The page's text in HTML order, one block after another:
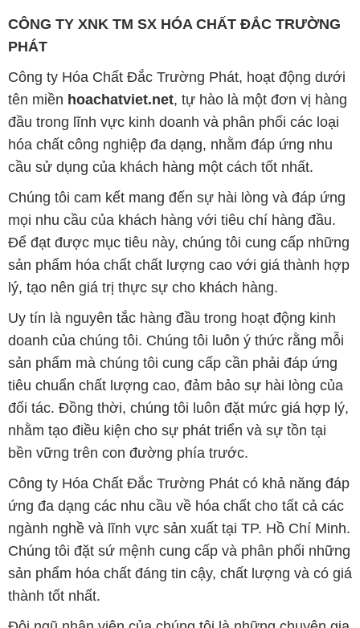
CÔNG TY XNK TM SX HÓA CHẤT ĐẮC TRƯỜNG
PHÁT
Công ty Hóa Chất Đắc Trường Phát, hoạt động dưới
tên miền hoachatviet.net, tự hào là một đơn vị hàng
đầu trong lĩnh vực kinh doanh và phân phối các loại
hóa chất công nghiệp đa dạng, nhằm đáp ứng nhu
cầu sử dụng của khách hàng một cách tốt nhất.
Chúng tôi cam kết mang đến sự hài lòng và đáp ứng
mọi nhu cầu của khách hàng với tiêu chí hàng đầu.
Để đạt được mục tiêu này, chúng tôi cung cấp những
sản phẩm hóa chất chất lượng cao với giá thành hợp
lý, tạo nên giá trị thực sự cho khách hàng.
Uy tín là nguyên tắc hàng đầu trong hoạt động kinh
doanh của chúng tôi. Chúng tôi luôn ý thức rằng mỗi
sản phẩm mà chúng tôi cung cấp cần phải đáp ứng
tiêu chuẩn chất lượng cao, đảm bảo sự hài lòng của
đối tác. Đồng thời, chúng tôi luôn đặt mức giá hợp lý,
nhằm tạo điều kiện cho sự phát triển và sự tồn tại
bền vững trên con đường phía trước.
Công ty Hóa Chất Đắc Trường Phát có khả năng đáp
ứng đa dạng các nhu cầu về hóa chất cho tất cả các
ngành nghề và lĩnh vực sản xuất tại TP. Hồ Chí Minh.
Chúng tôi đặt sứ mệnh cung cấp và phân phối những
sản phẩm hóa chất đáng tin cậy, chất lượng và có giá
thành tốt nhất.